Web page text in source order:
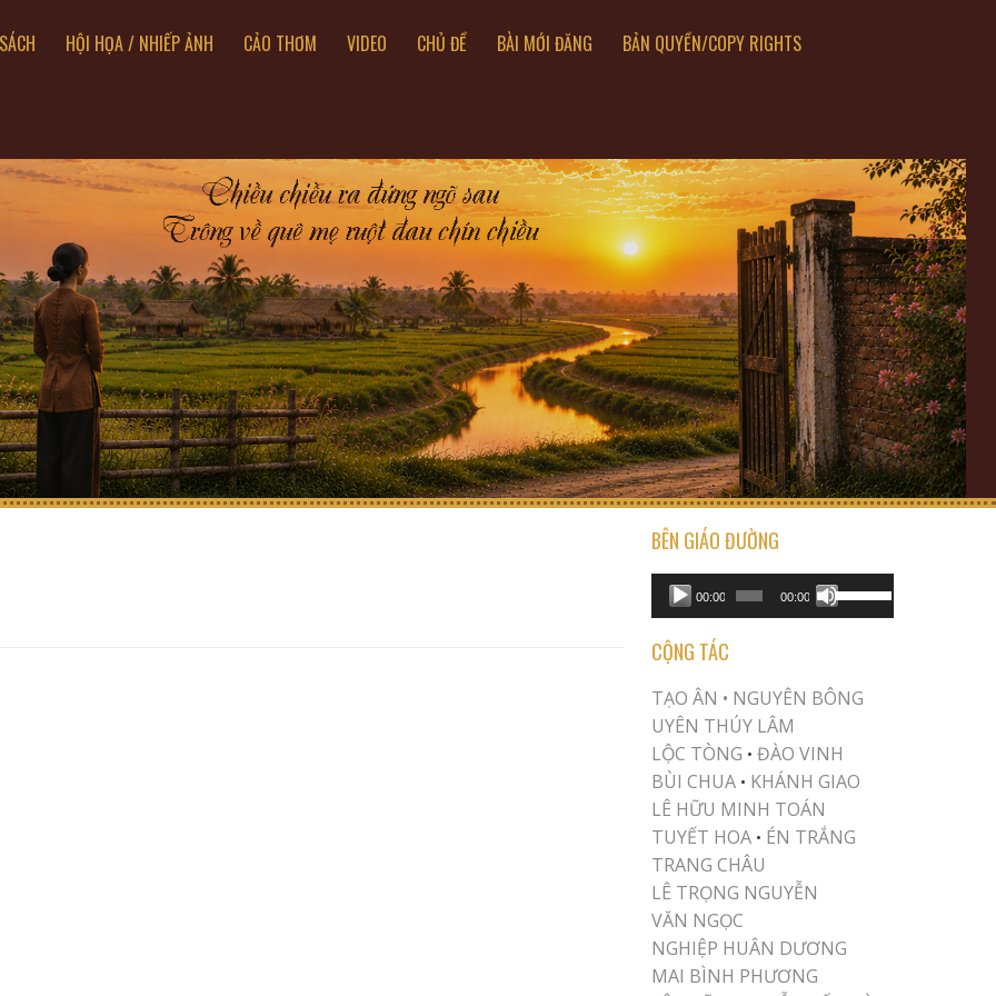
SÁCH HỘI HỌA / NHIẾP ẢNH CẢO THƠM VIDEO CHỦ ĐỀ BÀI MỚI ĐĂNG BẢN QUYỀN/COPY RIGHTS
BÊN GIÁO ĐƯỜNG
Audio
Player
00:00 00:00
USE UP/DOWN ARROW KEYS TO INCREASE OR DECREASE VOLUME.
CỘNG TÁC
TẠO ÂN • NGUYÊN BÔNG
UYÊN THÚY LÂM
LỘC TÒNG •ĐÀO VINH
BÙI CHUA • KHÁNH GIAO
LÊ HỮU MINH TOÁN
TUYẾT HOA • ÉN TRẮNG
TRANG CHÂU
LÊ TRỌNG NGUYỄN
VĂN NGỌC
NGHIỆP HUÂN DƯƠNG
MAI BÌNH PHƯƠNG